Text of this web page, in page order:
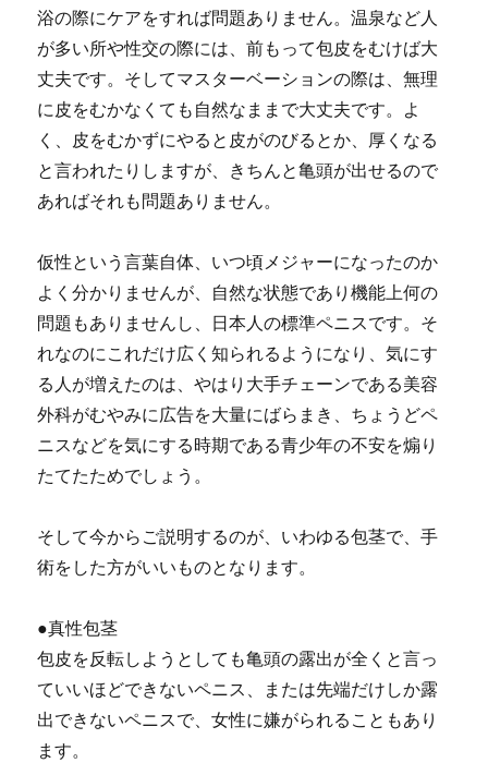
浴の際にケアをすれば問題ありません。温泉など人
が多い所や性交の際には、前もって包皮をむけば大
丈夫です。そしてマスターベーションの際は、無理
に皮をむかなくても自然なままで大丈夫です。よ
く、皮をむかずにやると皮がのびるとか、厚くなる
と言われたりしますが、きちんと亀頭が出せるので
あればそれも問題ありません。
仮性という言葉自体、いつ頃メジャーになったのか
よく分かりませんが、自然な状態であり機能上何の
問題もありませんし、日本人の標準ペニスです。そ
れなのにこれだけ広く知られるようになり、気にす
る人が増えたのは、やはり大手チェーンである美容
外科がむやみに広告を大量にばらまき、ちょうどペ
ニスなどを気にする時期である青少年の不安を煽り
たてたためでしょう。
そして今からご説明するのが、いわゆる包茎で、手
術をした方がいいものとなります。
●真性包茎
包皮を反転しようとしても亀頭の露出が全くと言っ
ていいほどできないペニス、または先端だけしか露
出できないペニスで、女性に嫌がられることもあり
ます。